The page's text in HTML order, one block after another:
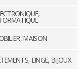
MAISON
LINGE, BIJOUX